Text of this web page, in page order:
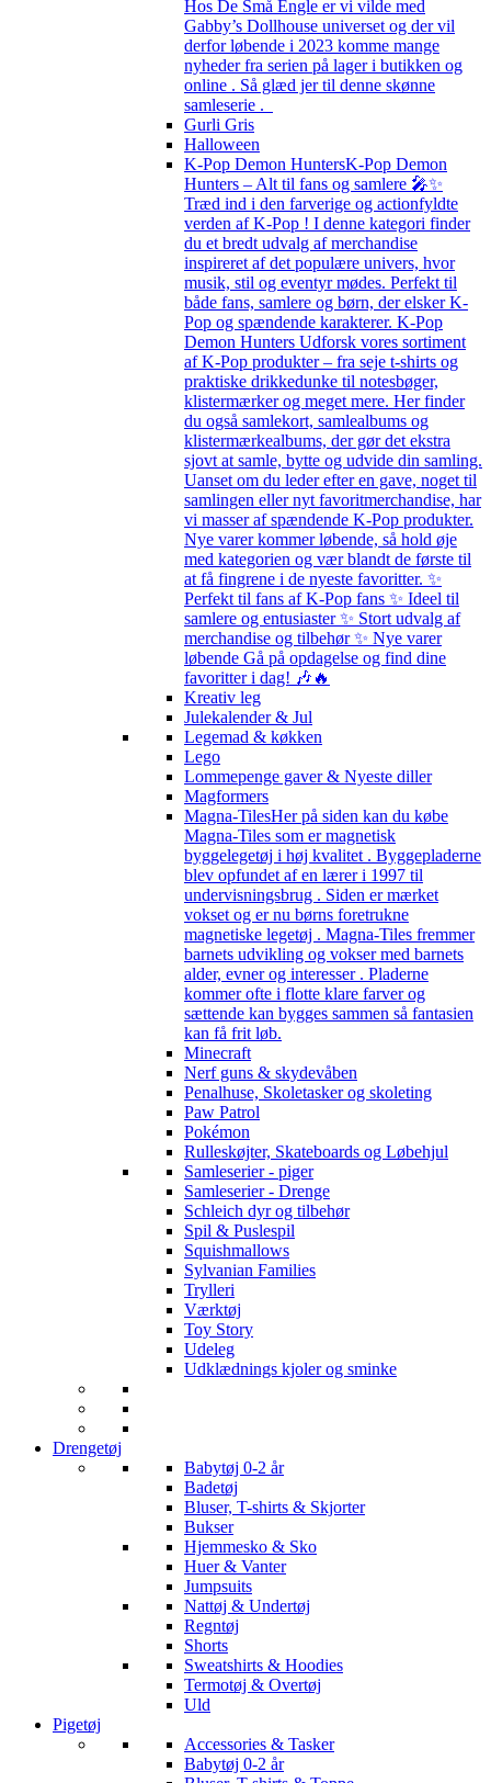
Hos De Små Engle er vi vilde med
Gabby’s Dollhouse universet og der vil
derfor løbende i 2023 komme mange
nyheder fra serien på lager i butikken og
online . Så glæd jer til denne skønne
samleserie .
Gurli Gris
Halloween
K-Pop Demon HuntersK-Pop Demon
Hunters – Alt til fans og samlere 🎤✨
Træd ind i den farverige og actionfyldte
verden af K-Pop ! I denne kategori finder
du et bredt udvalg af merchandise
inspireret af det populære univers, hvor
musik, stil og eventyr mødes. Perfekt til
både fans, samlere og børn, der elsker K-
Pop og spændende karakterer. K-Pop
Demon Hunters Udforsk vores sortiment
af K-Pop produkter – fra seje t-shirts og
praktiske drikkedunke til notesbøger,
klistermærker og meget mere. Her finder
du også samlekort, samlealbums og
klistermærkealbums, der gør det ekstra
sjovt at samle, bytte og udvide din samling.
Uanset om du leder efter en gave, noget til
samlingen eller nyt favoritmerchandise, har
vi masser af spændende K-Pop produkter.
Nye varer kommer løbende, så hold øje
med kategorien og vær blandt de første til
at få fingrene i de nyeste favoritter. ✨
Perfekt til fans af K-Pop fans ✨ Ideel til
samlere og entusiaster ✨ Stort udvalg af
merchandise og tilbehør ✨ Nye varer
løbende Gå på opdagelse og find dine
favoritter i dag! 🎶🔥
Kreativ leg
Julekalender & Jul
Legemad & køkken
Lego
Lommepenge gaver & Nyeste diller
Magformers
Magna-TilesHer på siden kan du købe
Magna-Tiles som er magnetisk
byggelegetøj i høj kvalitet . Byggepladerne
blev opfundet af en lærer i 1997 til
undervisningsbrug . Siden er mærket
vokset og er nu børns foretrukne
magnetiske legetøj . Magna-Tiles fremmer
barnets udvikling og vokser med barnets
alder, evner og interesser . Pladerne
kommer ofte i flotte klare farver og
sættende kan bygges sammen så fantasien
kan få frit løb.
Minecraft
Nerf guns & skydevåben
Penalhuse, Skoletasker og skoleting
Paw Patrol
Pokémon
Rulleskøjter, Skateboards og Løbehjul
Samleserier - piger
Samleserier - Drenge
Schleich dyr og tilbehør
Spil & Puslespil
Squishmallows
Sylvanian Families
Trylleri
Værktøj
Toy Story
Udeleg
Udklædnings kjoler og sminke
Drengetøj
Babytøj 0-2 år
Badetøj
Bluser, T-shirts & Skjorter
Bukser
Hjemmesko & Sko
Huer & Vanter
Jumpsuits
Nattøj & Undertøj
Regntøj
Shorts
Sweatshirts & Hoodies
Termotøj & Overtøj
Uld
Pigetøj
Accessories & Tasker
Babytøj 0-2 år